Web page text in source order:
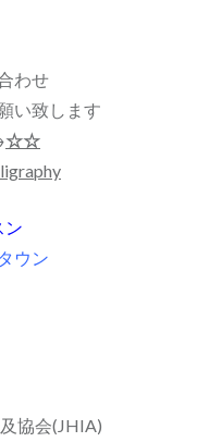
わせ
い致します
☆☆
ン
ウン
協会(JHIA)